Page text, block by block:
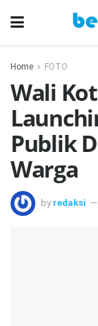
Home FOTO
Wali
Publik
Warga
by redaksi